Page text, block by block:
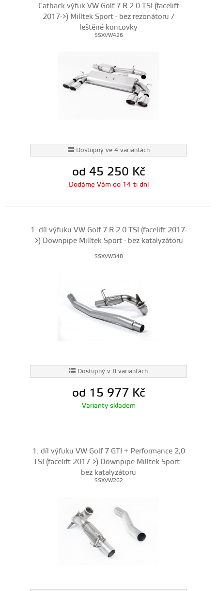
Catback výfuk VW Golf 7 R 2.0 TSI (facelift
2017->) Milltek Sport - bez rezonátoru /
leštěné koncovky
SSXVW426
Dostupný ve 4 variantách
od 45 250 Kč
Dodáme Vám do 14 ti dní
1. díl výfuku VW Golf 7 R 2.0 TSI (facelift 2017-
>) Downpipe Milltek Sport - bez katalyzátoru
SSXVW348
Dostupný v 8 variantách
od 15 977 Kč
Varianty skladem
1. díl výfuku VW Golf 7 GTI + Performance 2,0
TSI (facelift 2017->) Downpipe Milltek Sport -
bez katalyzátoru
SSXVW262